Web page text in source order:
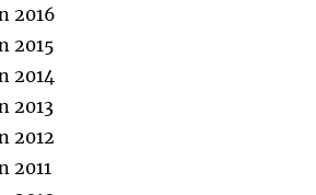
2016
2015
2014
2013
2012
2011